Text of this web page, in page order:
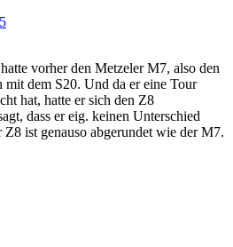
vorher den Metzeler M7, also den
mit dem S20. Und da er eine Tour
hat, hatte er sich den Z8
dass er eig. keinen Unterschied
ist genauso abgerundet wie der M7.